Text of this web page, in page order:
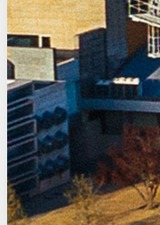
← →
Morada
Rua de José
Vermoim